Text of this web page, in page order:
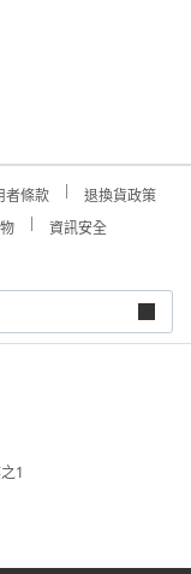
者條款
退換貨政策
資訊安全
1